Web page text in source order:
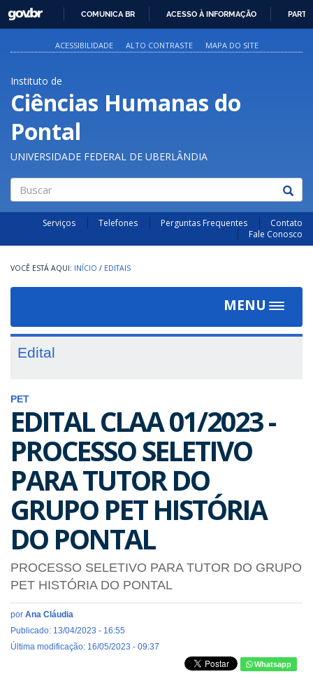
PARA
O
GOVBR
COMUNICA BR ACESSO À INFORMAÇÃO
ACESSIBILIDADE ALTO CONTRASTE MAPA DO SITE
Instituto de
Ciências Humanas do
Pontal
UNIVERSIDADE FEDERAL DE UBERLÂNDIA
Buscar
Serviços Telefones Perguntas Frequentes
Contato
Fale Conosco
INÍCIO / EDITAIS
MENU
Toggle
Edital
PET
EDITAL CLAA 01/2023 -
PROCESSO SELETIVO
PARA TUTOR DO
GRUPO PET HISTÓRIA
DO PONTAL
PROCESSO SELETIVO PARA TUTOR DO GRUPO
PET HISTÓRIA DO PONTAL
por Ana Cláudia
Publicado: 13/04/2023 - 16:55
Última modificação: 16/05/2023 - 09:37
Whatsapp